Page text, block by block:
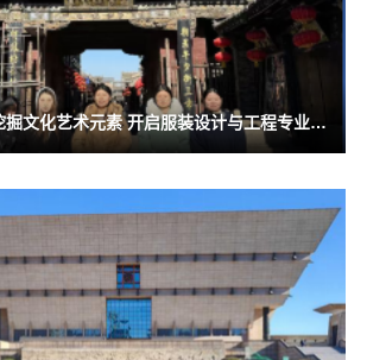
聚焦山西晋中市 挖掘文化艺术元素 开启服装设计与工程专业毕业论文（设计）学术调研之旅2